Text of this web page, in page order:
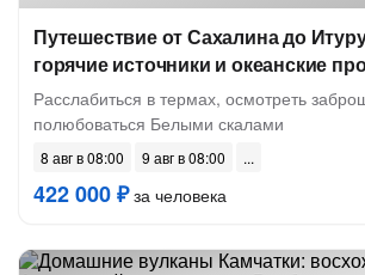
Путешествие от Сахалина до
горячие источники и океанские
Расслабиться в термах, осмотреть
полюбоваться Белыми скалами
8 авг в 08:00 9 авг в 08:00
422 000 ₽за человека